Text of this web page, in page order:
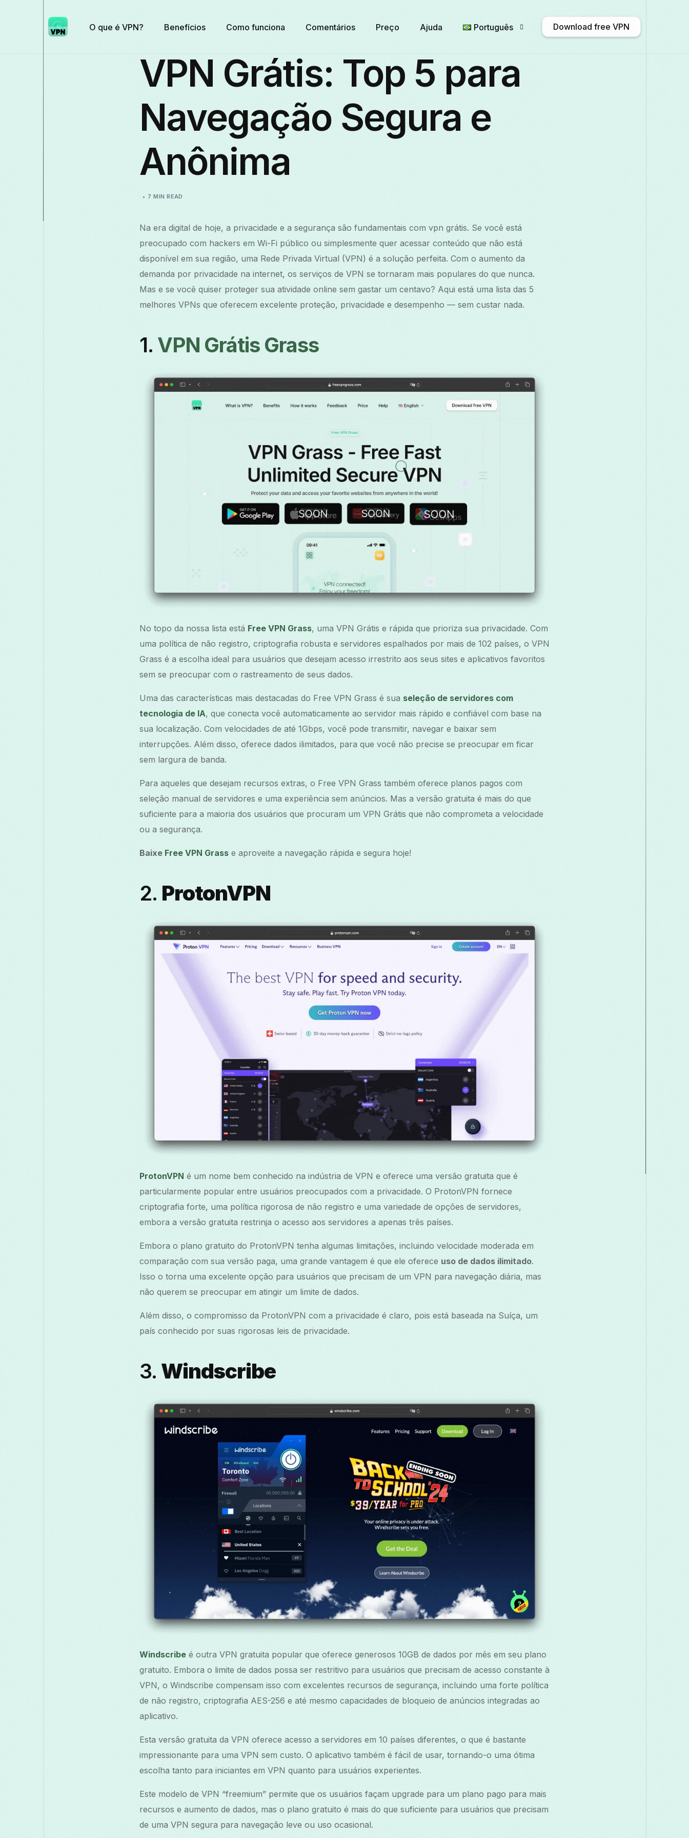
O que é VPN? Benefícios Como funciona Comentários Preço Ajuda Português
Български
Македонски
Română
తెలుగు
Download free VPN
VPN Grátis: Top 5 para
Navegação Segura e
Anônima
7 MIN READ
Na era digital de hoje, a privacidade e a segurança são fundamentais com vpn grátis. Se você está
preocupado com hackers em Wi-Fi público ou simplesmente quer acessar conteúdo que não está
disponível em sua região, uma Rede Privada Virtual (VPN) é a solução perfeita. Com o aumento da
demanda por privacidade na internet, os serviços de VPN se tornaram mais populares do que nunca.
Mas e se você quiser proteger sua atividade online sem gastar um centavo? Aqui está uma lista das 5
melhores VPNs que oferecem excelente proteção, privacidade e desempenho — sem custar nada.
1. VPN Grátis Grass
No topo da nossa lista está Free VPN Grass, uma VPN Grátis e rápida que prioriza sua privacidade. Com
uma política de não registro, criptografia robusta e servidores espalhados por mais de 102 países, o VPN
Grass é a escolha ideal para usuários que desejam acesso irrestrito aos seus sites e aplicativos favoritos
sem se preocupar com o rastreamento de seus dados.
Uma das características mais destacadas do Free VPN Grass é sua seleção de servidores com
tecnologia de IA, que conecta você automaticamente ao servidor mais rápido e confiável com base na
sua localização. Com velocidades de até 1Gbps, você pode transmitir, navegar e baixar sem
interrupções. Além disso, oferece dados ilimitados, para que você não precise se preocupar em ficar
sem largura de banda.
Para aqueles que desejam recursos extras, o Free VPN Grass também oferece planos pagos com
seleção manual de servidores e uma experiência sem anúncios. Mas a versão gratuita é mais do que
suficiente para a maioria dos usuários que procuram um VPN Grátis que não comprometa a velocidade
ou a segurança.
Baixe Free VPN Grass e aproveite a navegação rápida e segura hoje!
2. ProtonVPN
ProtonVPN é um nome bem conhecido na indústria de VPN e oferece uma versão gratuita que é
particularmente popular entre usuários preocupados com a privacidade. O ProtonVPN fornece
criptografia forte, uma política rigorosa de não registro e uma variedade de opções de servidores,
embora a versão gratuita restrinja o acesso aos servidores a apenas três países.
Embora o plano gratuito do ProtonVPN tenha algumas limitações, incluindo velocidade moderada em
comparação com sua versão paga, uma grande vantagem é que ele oferece uso de dados ilimitado.
Isso o torna uma excelente opção para usuários que precisam de um VPN para navegação diária, mas
não querem se preocupar em atingir um limite de dados.
Além disso, o compromisso da ProtonVPN com a privacidade é claro, pois está baseada na Suíça, um
país conhecido por suas rigorosas leis de privacidade.
3. Windscribe
Windscribe é outra VPN gratuita popular que oferece generosos 10GB de dados por mês em seu plano
gratuito. Embora o limite de dados possa ser restritivo para usuários que precisam de acesso constante à
VPN, o Windscribe compensam isso com excelentes recursos de segurança, incluindo uma forte política
de não registro, criptografia AES-256 e até mesmo capacidades de bloqueio de anúncios integradas ao
aplicativo.
Esta versão gratuita da VPN oferece acesso a servidores em 10 países diferentes, o que é bastante
impressionante para uma VPN sem custo. O aplicativo também é fácil de usar, tornando-o uma ótima
escolha tanto para iniciantes em VPN quanto para usuários experientes.
Este modelo de VPN “freemium” permite que os usuários façam upgrade para um plano pago para mais
recursos e aumento de dados, mas o plano gratuito é mais do que suficiente para usuários que precisam
de uma VPN segura para navegação leve ou uso ocasional.